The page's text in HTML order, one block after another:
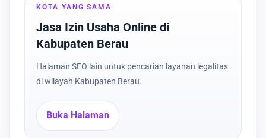
KOTA YANG SAMA
Jasa Izin Usaha Online di
Kabupaten Berau
Halaman SEO lain untuk pencarian layanan legalitas
di wilayah Kabupaten Berau.
Buka Halaman